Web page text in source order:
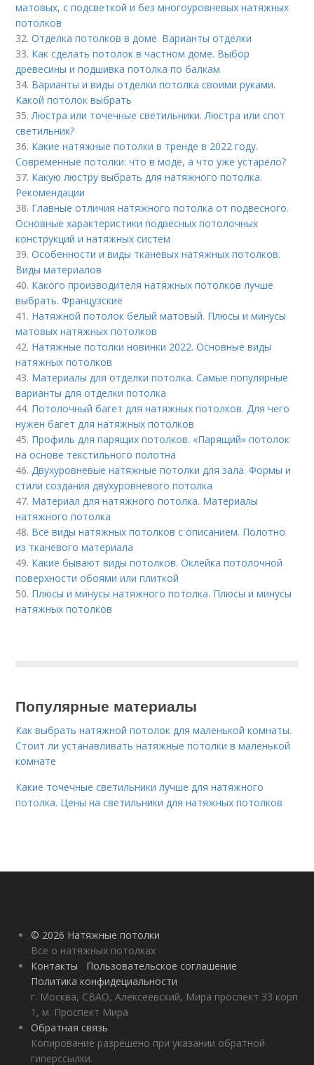
матовых, с подсветкой и без многоуровневых натяжных
потолков
32.Отделка потолков в доме. Варианты отделки
33. Как сделать потолок в частном доме. Выбор
древесины и подшивка потолка по балкам
34. Варианты и виды отделки потолка своими руками.
Какой потолок выбрать
35.Люстра или точечные светильники. Люстра или спот
светильник?
36. Какие натяжные потолки в тренде в 2022 году.
Современные потолки: что в моде, а что уже устарело?
37. Какую люстру выбрать для натяжного потолка.
Рекомендации
38. Главные отличия натяжного потолка от подвесного.
Основные характеристики подвесных потолочных
конструкций и натяжных систем
39.Особенности и виды тканевых натяжных потолков.
Виды материалов
40. Какого производителя натяжных потолков лучше
выбрать. Французские
41. Натяжной потолок белый матовый. Плюсы и минусы
матовых натяжных потолков
42. Натяжные потолки новинки 2022. Основные виды
натяжных потолков
43. Материалы для отделки потолка. Самые популярные
варианты для отделки потолка
44. Потолочный багет для натяжных потолков. Для чего
нужен багет для натяжных потолков
45. Профиль для парящих потолков. «Парящий» потолок
на основе текстильного полотна
46.Двухуровневые натяжные потолки для зала. Формы и
стили создания двухуровневого потолка
47. Материал для натяжного потолка. Материалы
натяжного потолка
48. Все виды натяжных потолков с описанием. Полотно
из тканевого материала
49. Какие бывают виды потолков. Оклейка потолочной
поверхности обоями или плиткой
50. Плюсы и минусы натяжного потолка. Плюсы и минусы
натяжных потолков
Популярные материалы
Как выбрать натяжной потолок для маленькой комнаты.
Стоит ли устанавливать натяжные потолки в маленькой
комнате
Какие точечные светильники лучше для натяжного
потолка. Цены на светильники для натяжных потолков
© 2026 Натяжные потолки
Все о натяжных потолках
Контакты
Пользовательское соглашение
Политика конфидециальности
г. Москва, СВАО, Алексеевский, Мира проспект 33 корп
1, м. Проспект Мира
Обратная связь
Копирование разрешено при указании обратной
гиперссылки.